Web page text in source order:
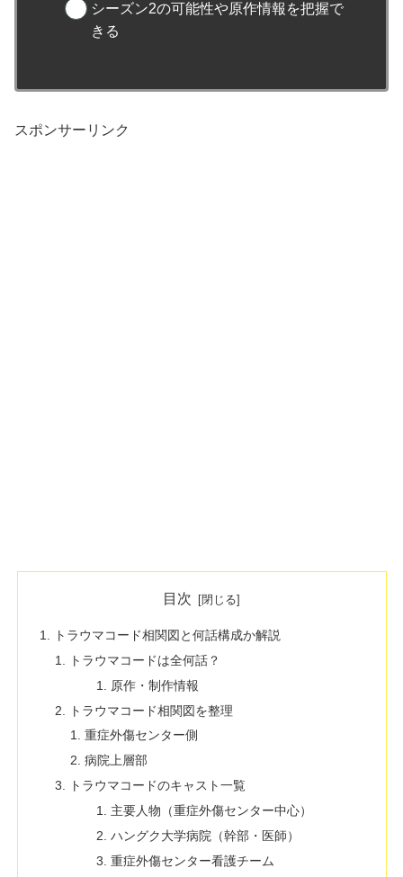
シーズン2の可能性や原作情報を把握で
きる
スポンサーリンク
目次
トラウマコード相関図と何話構成か解説
トラウマコードは全何話？
原作・制作情報
トラウマコード相関図を整理
重症外傷センター側
病院上層部
トラウマコードのキャスト一覧
主要人物（重症外傷センター中心）
ハングク大学病院（幹部・医師）
重症外傷センター看護チーム